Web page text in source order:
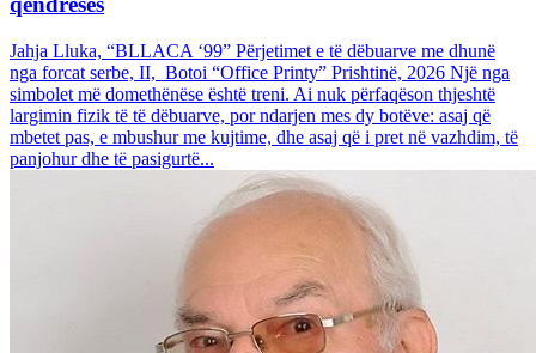
Jahja Lluka, “BLLACA ‘99” Përjetimet e të dëbuarve me dhunë
nga forcat serbe, II, Botoi “Office Printy” Prishtinë, 2026 Një nga
simbolet më domethënëse është treni. Ai nuk përfaqëson thjeshtë
largimin fizik të të dëbuarve, por ndarjen mes dy botëve: asaj që
mbetet pas, e mbushur me kujtime, dhe asaj që i pret në vazhdim, të
panjohur dhe të pasigurtë...